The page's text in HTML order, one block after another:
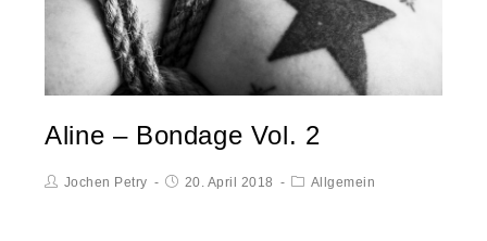
Aline – Bondage Vol. 2
Jochen Petry 20. April 2018 Allgemein